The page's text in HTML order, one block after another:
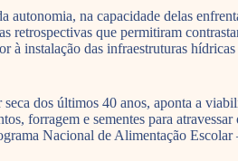
autonomia, na capacidade delas
retrospectivas que permitiram
à instalação das infraestruturas
dos últimos 40 anos, aponta a
forragem e sementes para
Nacional de Alimentação